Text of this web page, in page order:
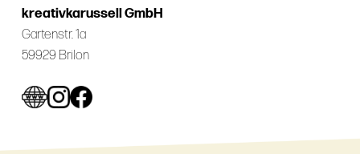
kreativkarussell GmbH
Gartenstr. 1a
59929 Brilon